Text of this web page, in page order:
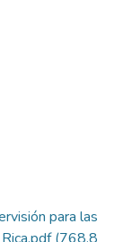
para las